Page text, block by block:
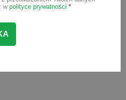
jeść ryby?
zdrowej
w polityce prywatności *